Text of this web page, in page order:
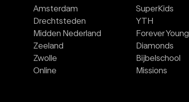
Amsterdam
Drechtsteden
Midden Nederland
Zeeland
Zwolle
Online
SuperKids
YTH
Forever Young
Diamonds
Bijbelschool
Missions